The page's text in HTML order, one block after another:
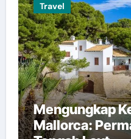
Travel
Mengungkap
Mallorca: